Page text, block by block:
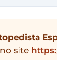
site